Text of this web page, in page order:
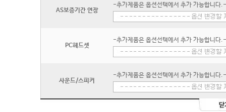
AS보증기간 연장
-추가제품은 옵션선택에서 추가 가능합니다.-
PC헤드셋
-추가제품은 옵션선택에서 추가 가능합니다.-
사운드/스피커
-추가제품은 옵션선택에서 추가 가능합니다.-